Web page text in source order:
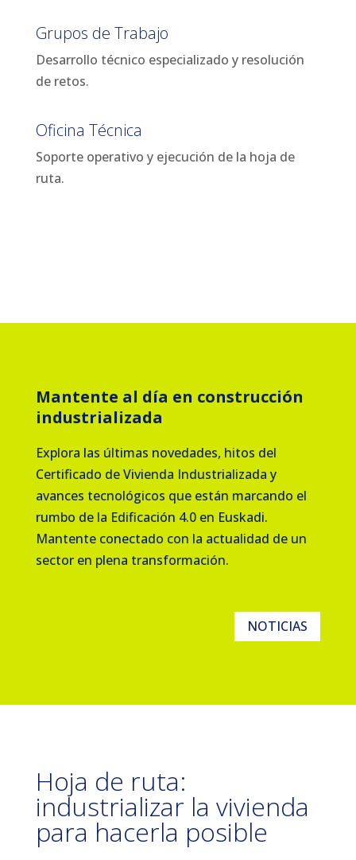
Grupos de Trabajo
Desarrollo técnico especializado y resolución
de retos.
Oficina Técnica
Soporte operativo y ejecución de la hoja de
ruta.
Mantente al día en construcción
industrializada
Explora las últimas novedades, hitos del
Certificado de Vivienda Industrializada y
avances tecnológicos que están marcando el
rumbo de la Edificación 4.0 en Euskadi.
Mantente conectado con la actualidad de un
sector en plena transformación.
NOTICIAS
Hoja de ruta:
industrializar la vivienda
para hacerla posible